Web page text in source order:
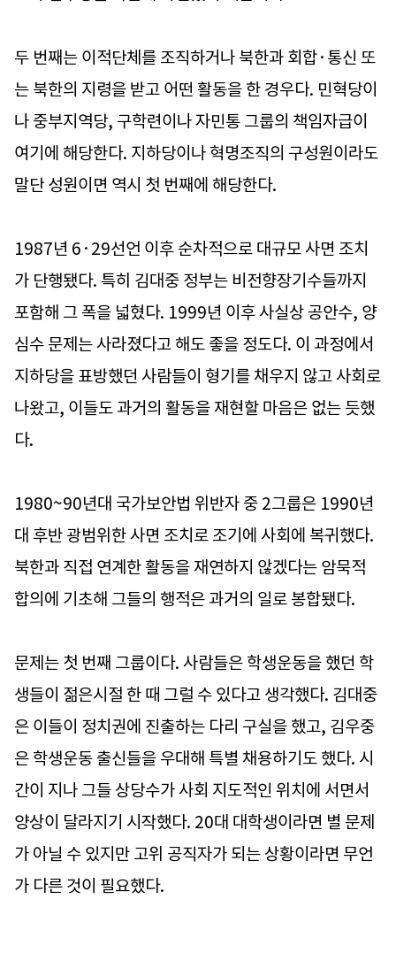
두 번째는 이적단체를 조직하거나 북한과 회합·통신 또
는 북한의 지령을 받고 어떤 활동을 한 경우다. 민혁당이
나 중부지역당, 구학련이나 자민통 그룹의 책임자급이
여기에 해당한다. 지하당이나 혁명조직의 구성원이라도
말단 성원이면 역시 첫 번째에 해당한다.
1987년 6·29선언 이후 순차적으로 대규모 사면 조치
가 단행됐다. 특히 김대중 정부는 비전향장기수들까지
포함해 그 폭을 넓혔다. 1999년 이후 사실상 공안수, 양
심수 문제는 사라졌다고 해도 좋을 정도다. 이 과정에서
지하당을 표방했던 사람들이 형기를 채우지 않고 사회로
나왔고, 이들도 과거의 활동을 재현할 마음은 없는 듯했
다.
1980~90년대 국가보안법 위반자 중 2그룹은 1990년
대 후반 광범위한 사면 조치로 조기에 사회에 복귀했다.
북한과 직접 연계한 활동을 재연하지 않겠다는 암묵적
합의에 기초해 그들의 행적은 과거의 일로 봉합됐다.
문제는 첫 번째 그룹이다. 사람들은 학생운동을 했던 학
생들이 젊은시절 한 때 그럴 수 있다고 생각했다. 김대중
은 이들이 정치권에 진출하는 다리 구실을 했고, 김우중
은 학생운동 출신들을 우대해 특별 채용하기도 했다. 시
간이 지나 그들 상당수가 사회 지도적인 위치에 서면서
양상이 달라지기 시작했다. 20대 대학생이라면 별 문제
가 아닐 수 있지만 고위 공직자가 되는 상황이라면 무언
가 다른 것이 필요했다.